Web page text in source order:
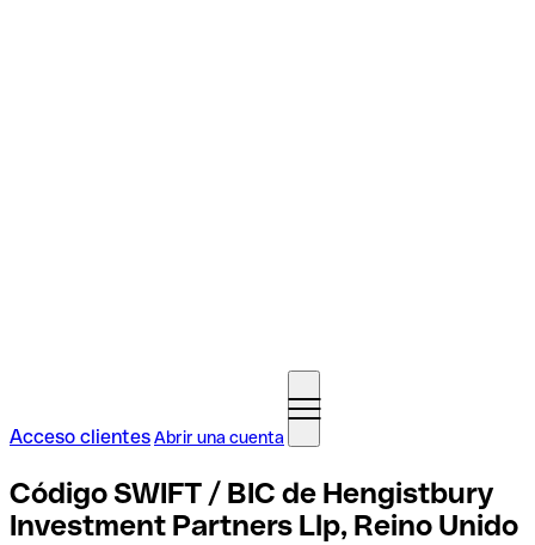
Acceso clientesAbrir una cuenta
Código SWIFT / BIC de Hengistbury
Investment Partners Llp, Reino Unido